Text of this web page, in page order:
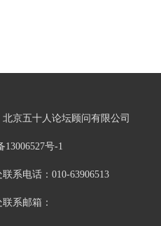
京五十人论坛顾问有限公司
13006527号-1
系电话：010-63906513
系邮箱：